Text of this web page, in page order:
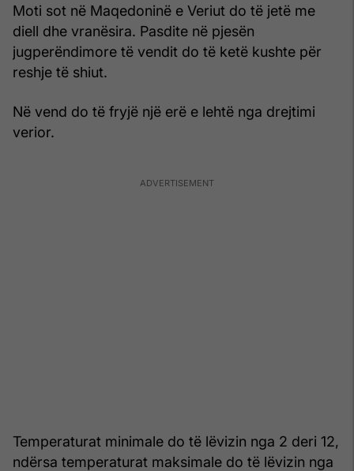
Moti sot në Maqedoninë e Veriut do të jetë me
diell dhe vranësira. Pasdite në pjesën
jugperëndimore të vendit do të ketë kushte për
reshje të shiut.
Në vend do të fryjë një erë e lehtë nga drejtimi
verior.
Temperaturat minimale do të lëvizin nga 2 deri 12,
ndërsa temperaturat maksimale do të lëvizin nga